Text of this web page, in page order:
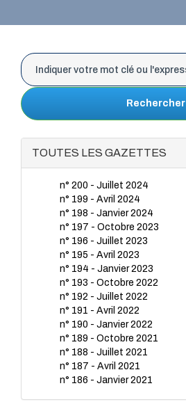
Rechercher
TOUTES LES GAZETTES
n° 200 - Juillet 2024
n° 199 - Avril 2024
n° 198 - Janvier 2024
n° 197 - Octobre 2023
n° 196 - Juillet 2023
n° 195 - Avril 2023
n° 194 - Janvier 2023
n° 193 - Octobre 2022
n° 192 - Juillet 2022
n° 191 - Avril 2022
n° 190 - Janvier 2022
n° 189 - Octobre 2021
n° 188 - Juillet 2021
n° 187 - Avril 2021
n° 186 - Janvier 2021